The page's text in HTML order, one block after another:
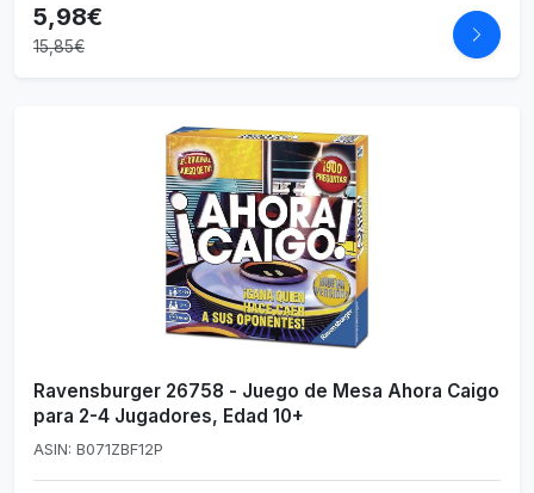
5,98€
15,85€
Ravensburger 26758 - Juego de Mesa Ahora Caigo
para 2-4 Jugadores, Edad 10+
ASIN: B071ZBF12P